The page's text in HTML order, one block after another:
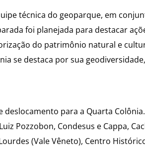
técnica do geoparque, em
foi planejada para destacar
do patrimônio natural e
se destaca por sua
deslocamento para a Quarta Colônia.
Pozzobon, Condesus e Cappa,
(Vale Vêneto), Centro